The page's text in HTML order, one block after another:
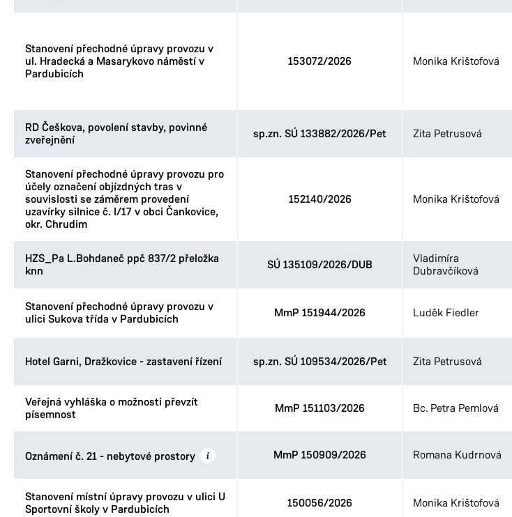
Stanovení přechodné úpravy provozu v
ul. Hradecká a Masarykovo náměstí v
Pardubicích
153072/2026 Monika Krištofová
RD Češkova, povolení stavby, povinné
zveřejnění
sp.zn. SÚ 133882/2026/Pet Zita Petrusová
Stanovení přechodné úpravy provozu pro
účely označení objízdných tras v
souvislosti se záměrem provedení
uzavírky silnice č. I/17 v obci Čankovice,
okr. Chrudim
152140/2026 Monika Krištofová
HZS_Pa L.Bohdaneč ppč 837/2 přeložka
knn
SÚ 135109/2026/DUB
Vladimíra
Dubravčíková
Stanovení přechodné úpravy provozu v
ulici Sukova třída v Pardubicích
MmP 151944/2026 Luděk Fiedler
Hotel Garni, Dražkovice - zastavení řízení sp.zn. SÚ 109534/2026/Pet Zita Petrusová
Veřejná vyhláška o možnosti převzít
písemnost
MmP 151103/2026 Bc. Petra Pemlová
Oznámení č. 21 - nebytové prostory MmP 150909/2026 Romana Kudrnová
Stanovení místní úpravy provozu v ulici U
Sportovní školy v Pardubicích
150056/2026 Monika Krištofová